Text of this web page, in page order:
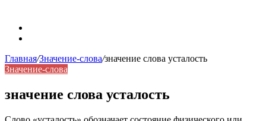
Главная/Значение-слова/значение слова усталость
Значение-слова
значение слова усталость